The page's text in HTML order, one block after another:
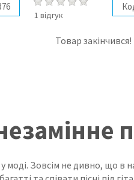
1 відгук
Товар закінчився!
моді. Зовсім не дивно, що в